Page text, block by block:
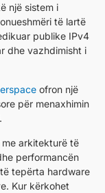
një sistem i
të lartë
publike IPv4
dhe vazhdimisht i
ofron një
për menaxhimin
arkitekturë të
performancën
tepërta hardware
Kur kërkohet